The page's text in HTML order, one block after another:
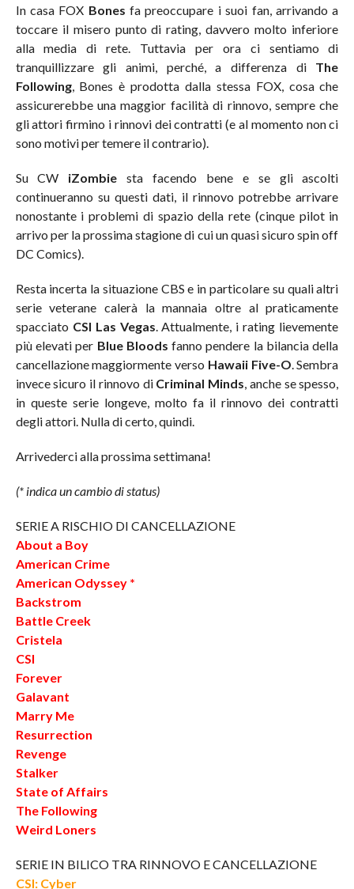
In casa FOX Bones fa preoccupare i suoi fan, arrivando a
toccare il misero punto di rating, davvero molto inferiore
alla media di rete. Tuttavia per ora ci sentiamo di
tranquillizzare gli animi, perché, a differenza di The
Following, Bones è prodotta dalla stessa FOX, cosa che
assicurerebbe una maggior facilità di rinnovo, sempre che
gli attori firmino i rinnovi dei contratti (e al momento non ci
sono motivi per temere il contrario).
Su CW iZombie sta facendo bene e se gli ascolti
continueranno su questi dati, il rinnovo potrebbe arrivare
nonostante i problemi di spazio della rete (cinque pilot in
arrivo per la prossima stagione di cui un quasi sicuro spin off
DC Comics).
Resta incerta la situazione CBS e in particolare su quali altri
serie veterane calerà la mannaia oltre al praticamente
spacciato CSI Las Vegas . Attualmente, i rating lievemente
più elevati per Blue Bloods fanno pendere la bilancia della
cancellazione maggiormente verso Hawaii Five-O . Sembra
invece sicuro il rinnovo di Criminal Minds , anche se spesso,
in queste serie longeve, molto fa il rinnovo dei contratti
degli attori. Nulla di certo, quindi.
Arrivederci alla prossima settimana!
(* indica un cambio di status)
SERIE A RISCHIO DI CANCELLAZIONE
About a Boy
American Crime
American Odyssey *
Backstrom
Battle Creek
Cristela
CSI
Forever
Galavant
Marry Me
Resurrection
Revenge
Stalker
State of Affairs
The Following
Weird Loners
SERIE IN BILICO TRA RINNOVO E CANCELLAZIONE
CSI: Cyber